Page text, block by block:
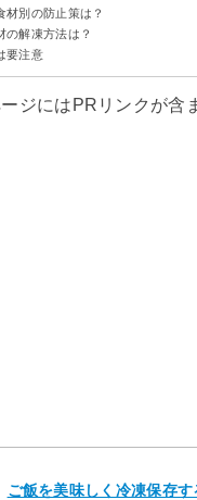
れないようにする
する
温度を上げない
存しない
材別の防止策は？
けを防止する方法
けを防止する方法
けを防止する方法
の解凍方法は？
＆魚の解凍方法
菜の解凍方法
の解凍方法
要注意
ージにはPRリンクが含
ご飯を美味しく冷凍保存